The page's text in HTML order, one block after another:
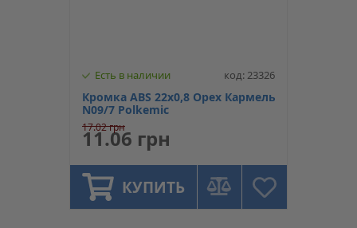
Есть в наличии код: 23326
Кромка ABS 22х0,8 Орех Кармель
N09/7 Polkemic
17.02 грн
11.06 грн
КУПИТЬ